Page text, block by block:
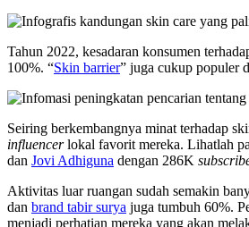
Tahun 2022, kesadaran konsumen
100%. “Skin barrier” juga cukup populer
Seiring berkembangnya minat terhadap
influencerlokal favorit mereka. Lihatlah
dan Jovi Adhiguna dengan 286K
Aktivitas luar ruangan sudah semakin
dan brand tabir surya juga tumbuh 60%.
menjadi perhatian mereka yang akan